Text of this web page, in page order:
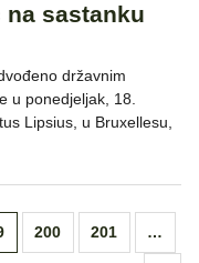
sastanku
državnim
u ponedjeljak, 18.
Lipsius, u Bruxellesu,
200 201 …